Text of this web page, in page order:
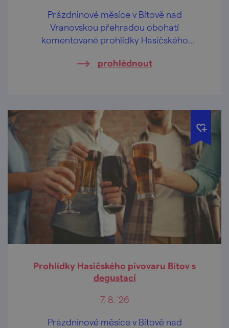
Prázdninové měsíce v Bítově nad
Vranovskou přehradou obohatí
komentované prohlídky Hasičského
prohlédnout
Prohlídky Hasičského pivovaru Bítov s
degustací
7. 8. '26
Prázdninové měsíce v Bítově nad